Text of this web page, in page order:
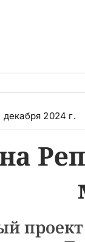
декабря 2024 г.
проект